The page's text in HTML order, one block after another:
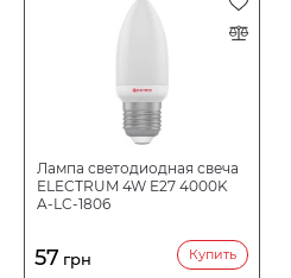
Лампа светодиодная свеча
ELECTRUM 4W E27 4000K
A-LC-1806
57 грн Купить